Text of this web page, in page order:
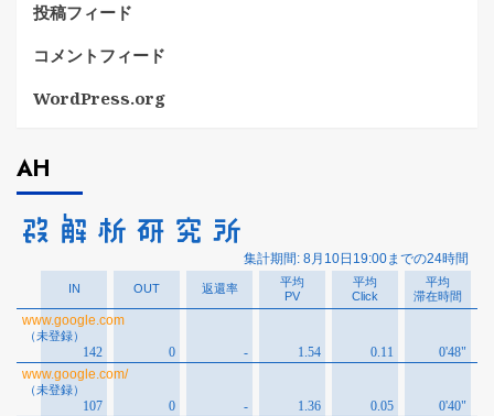
投稿フィード
コメントフィード
WordPress.org
AH